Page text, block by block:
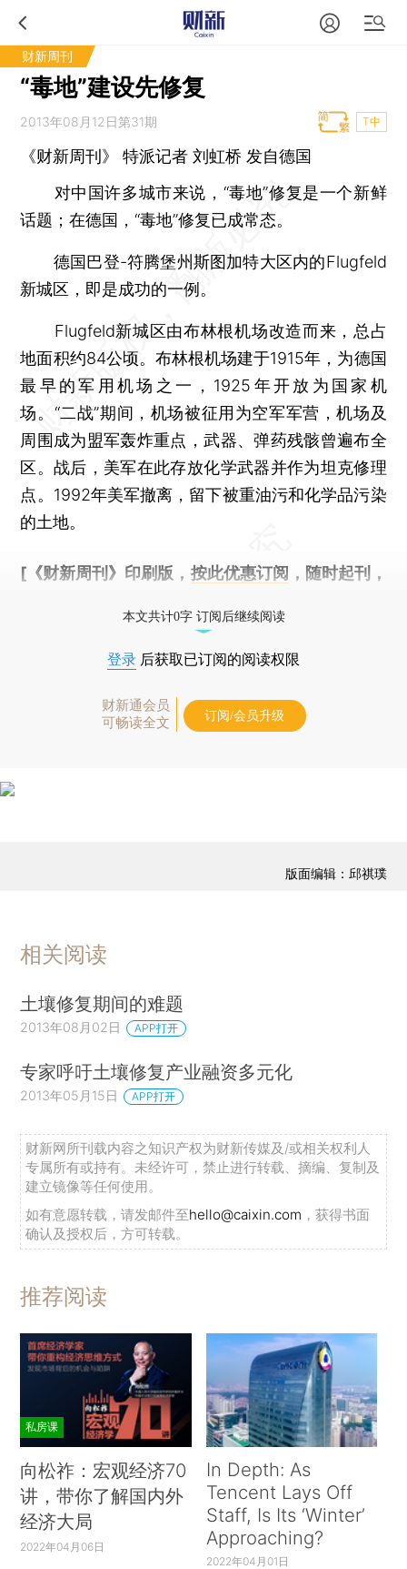
财新周刊
“毒地”建设先修复
2013年08月12日第31期 T中
《财新周刊》 特派记者刘虹桥 发自德国
对中国许多城市来说，“毒地”修复是一个新鲜
话题；在德国，“毒地”修复已成常态。
德国巴登-符腾堡州斯图加特大区内的Flugfeld
新城区，即是成功的一例。
Flugfeld新城区由布林根机场改造而来，总占
地面积约84公顷。布林根机场建于1915年，为德国
最早的军用机场之一，1925年开放为国家机
场。“二战”期间，机场被征用为空军军营，机场及
周围成为盟军轰炸重点，武器、弹药残骸曾遍布全
区。战后，美军在此存放化学武器并作为坦克修理
点。1992年美军撤离，留下被重油污和化学品污染
的土地。
[《财新周刊》印刷版， 按此优惠订阅 ，随时起刊，
本文共计0字 订阅后继续阅读
登录 后获取已订阅的阅读权限
财新通会员
可畅读全文
订阅/会员升级
版面编辑：邱祺璞
相关阅读
土壤修复期间的难题
2013年08月02日 APP打开
专家呼吁土壤修复产业融资多元化
2013年05月15日 APP打开
财新网所刊载内容之知识产权为财新传媒及/或相关权利人
专属所有或持有。未经许可，禁止进行转载、摘编、复制及
建立镜像等任何使用。
如有意愿转载，请发邮件至hello@caixin.com ，获得书面
确认及授权后，方可转载。
推荐阅读
私房课
向松祚：宏观经济70
讲，带你了解国内外
经济大局
2022年04月06日
In Depth: As
Tencent Lays Off
Staff, Is Its ‘Winter’
Approaching?
2022年04月01日